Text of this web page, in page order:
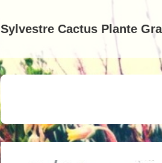
Sylvestre Cactus Plante